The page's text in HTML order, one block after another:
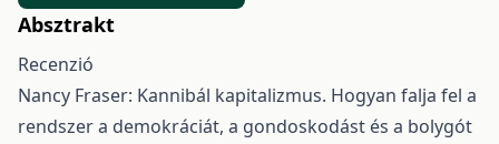
Absztrakt
Recenzió
Nancy Fraser: Kannibál kapitalizmus. Hogyan falja fel a
rendszer a demokráciát, a gondoskodást és a bolygót